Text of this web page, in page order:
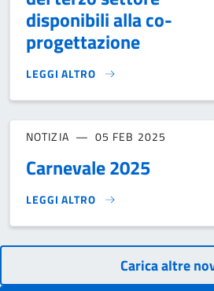
disponibili alla co-
progettazione
LEGGI ALTRO
AVVISO PUBBLICO PER
NOTIZIA 05 FEB 2025
Carnevale 2025
LEGGI ALTRO
CARNEVALE 2025}
Carica altre